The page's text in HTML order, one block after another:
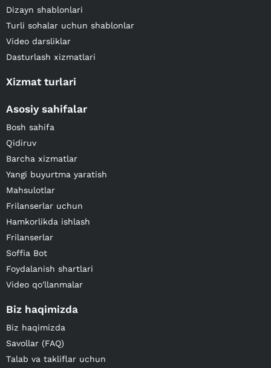
Dizayn shablonlari
Turli sohalar uchun shablonlar
Video darsliklar
Dasturlash xizmatlari
Xizmat turlari
Asosiy sahifalar
Bosh sahifa
Qidiruv
Barcha xizmatlar
Yangi buyurtma yaratish
Mahsulotlar
Frilanserlar uchun
Hamkorlikda ishlash
Frilanserlar
Soffia Bot
Foydalanish shartlari
Video qo'llanmalar
Biz haqimizda
Biz haqimizda
Savollar (FAQ)
Talab va takliflar uchun